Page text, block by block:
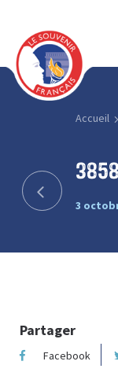
Accueil
3
Partager
Facebook